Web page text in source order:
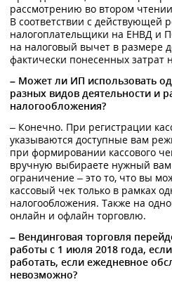
рассмотрению во втором
В соответствии с действующей
налогоплательщики на ЕНВД и
на налоговый вычет в размере
фактически понесенных затрат
– Может ли ИП использовать
разных видов деятельности и
налогообложения?
– Конечно. При регистрации
указываются доступные вам
при формировании кассового
вручную выбираете нужный
ограничение – это то, что вы
кассовый чек только в рамках
налогообложения. Также на
онлайн и офлайн торговлю.
– Вендинговая торговля
работы с 1 июля 2018 года,
работать, если ежедневное
невозможно?